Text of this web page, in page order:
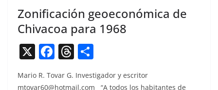
Zonificación geoeconómica de
Chivacoa para 1968
X F
c
T
re
o
m
Mario R. Tovar G. Inves­ti­gador y escritor
mtovar60@hotmail.com “A todos los habi­tantes de